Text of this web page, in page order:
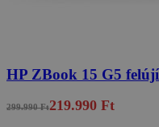
HP ZBook 15 G5
299.990 Ft219.990 Ft